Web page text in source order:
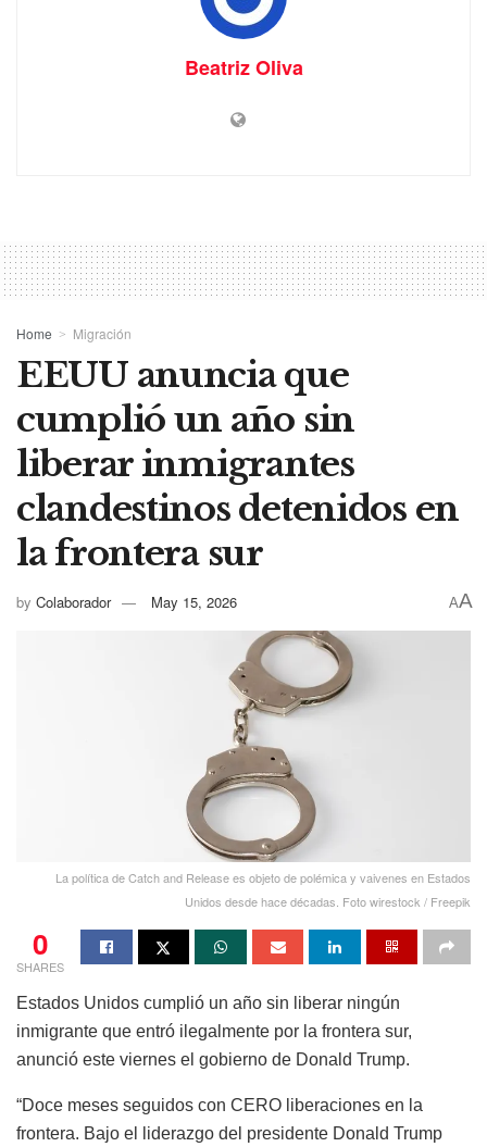
Beatriz Oliva
Home Migración
EEUU anuncia que
cumplió un año sin
liberar inmigrantes
clandestinos detenidos en
la frontera sur
by Colaborador May 15, 2026 AA
La política de Catch and Release es objeto de polémica y vaivenes en Estados
Unidos desde hace décadas. Foto wirestock / Freepik
0
SHARES
Estados Unidos cumplió un año sin liberar ningún
inmigrante que entró ilegalmente por la frontera sur,
anunció este viernes el gobierno de Donald Trump.
“Doce meses seguidos con CERO liberaciones en la
frontera. Bajo el liderazgo del presidente Donald Trump